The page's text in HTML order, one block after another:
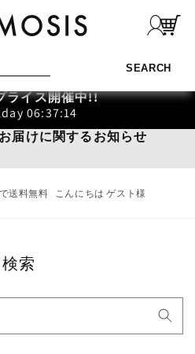
SEARCH
ライス開催中!!
06:37:13
届けに関するお知らせ
送料無料 こんにちは ゲスト様
検索